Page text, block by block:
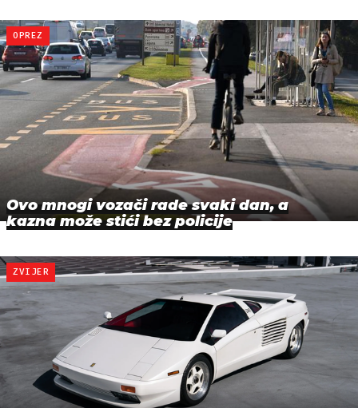
OPREZ
Ovo mnogi vozači rade svaki dan, a
kazna može stići bez policije
ZVIJER